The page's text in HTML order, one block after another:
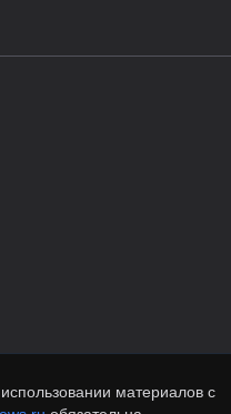
материалов с